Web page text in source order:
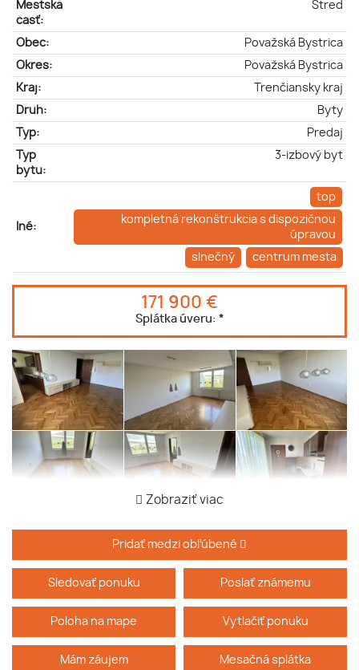
Mestská
časť:
Stred
Obec:
Považská Bystrica
Okres:
Považská Bystrica
Kraj:
Trenčiansky kraj
Druh:
Byty
Typ:
Predaj
Typ
bytu:
3-izbový byt
Iné:
top
kompletná rekonštrukcia s dispozičnou
úpravou
slnečný
centrum mesta
171 900 €
Splátka úveru: *
Zobraziť viac
Pridať medzi obľúbené
Sledovať ponuku Poslať známemu
Poloha na mape Vytlačiť ponuku
Mám záujem Mesačná splátka